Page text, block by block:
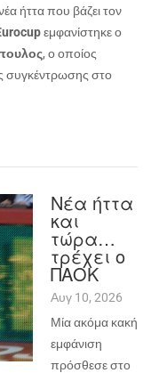
ήττα που βάζει τον
εμφανίστηκε ο
, ο οποίος
συγκέντρωσης στο
Νέα ήττα
και
τώρα…
τρέχει ο
ΠΑΟΚ
Αυγ 10, 2026
Μία ακόμα κακή
εμφάνιση
πρόσθεσε στο